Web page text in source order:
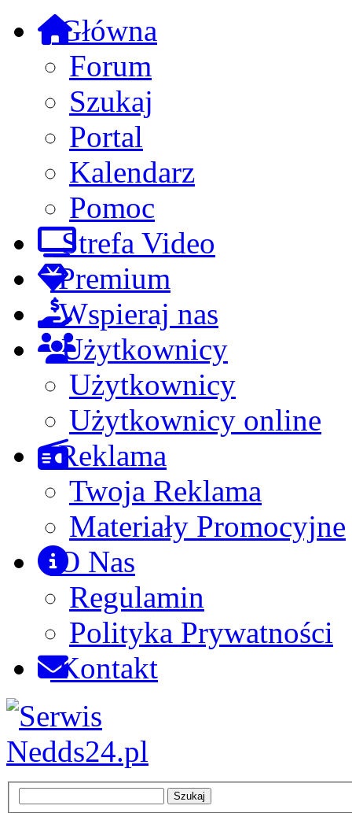
Główna
Forum
Szukaj
Portal
Kalendarz
Pomoc
Strefa Video
Premium
Wspieraj nas
Użytkownicy
Użytkownicy
Użytkownicy online
Reklama
Twoja Reklama
Materiały Promocyjne
O Nas
Regulamin
Polityka Prywatności
Kontakt